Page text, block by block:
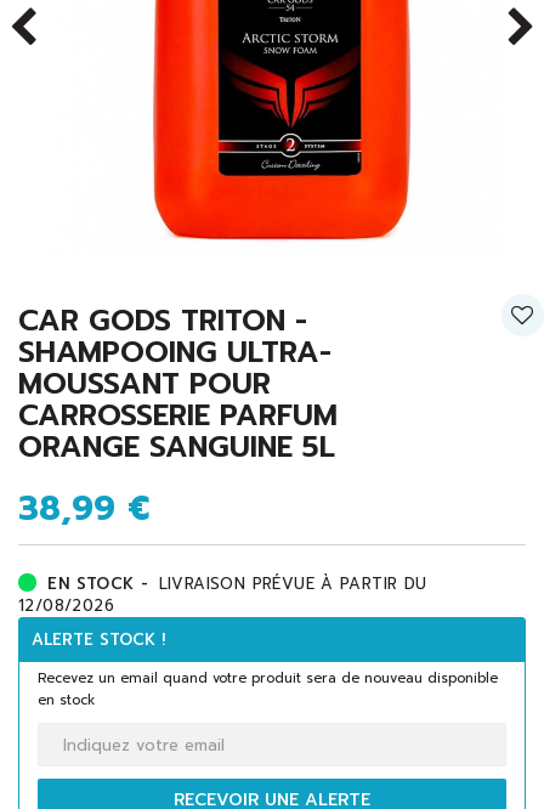
CAR GODS TRITON -
SHAMPOOING ULTRA-
MOUSSANT POUR
CARROSSERIE PARFUM
ORANGE SANGUINE 5L
38,99 €
EN STOCK - LIVRAISON PRÉVUE À PARTIR DU
12/08/2026
ALERTE STOCK !
Recevez un email quand votre produit sera de nouveau disponible
en stock
RECEVOIR UNE ALERTE